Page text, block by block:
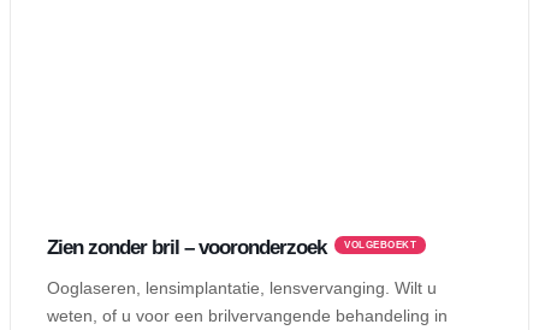
Zien zonder bril – vooronderzoek VOLGEBOEKT
Ooglaseren, lensimplantatie, lensvervanging. Wilt u
weten, of u voor een brilvervangende behandeling in